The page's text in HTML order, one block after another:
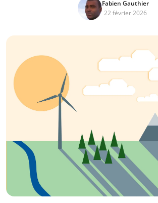
Fabien Gauthier
22 février 2026